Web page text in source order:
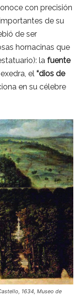
con precisión
de su
de ser
hornacinas que
la fuente
el “dios de
en su célebre
1634, Museo de